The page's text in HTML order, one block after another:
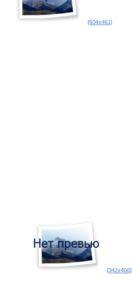
[604x461]
[342x400]